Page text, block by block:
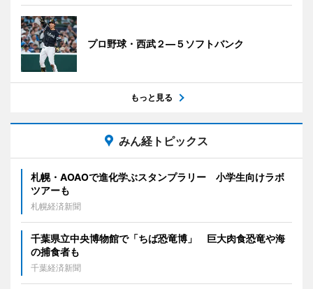
プロ野球・西武２―５ソフトバンク
もっと見る
みん経トピックス
札幌・AOAOで進化学ぶスタンプラリー 小学生向けラボ
ツアーも
札幌経済新聞
千葉県立中央博物館で「ちば恐竜博」 巨大肉食恐竜や海
の捕食者も
千葉経済新聞